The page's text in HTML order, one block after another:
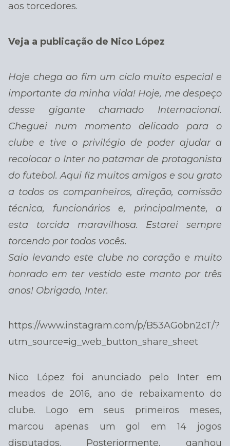
aos torcedores.
Veja a publicação de Nico López
Hoje chega ao fim um ciclo muito especial e
importante da minha vida! Hoje, me despeço
desse gigante chamado Internacional.
Cheguei num momento delicado para o
clube e tive o privilégio de poder ajudar a
recolocar o Inter no patamar de protagonista
do futebol. Aqui fiz muitos amigos e sou grato
a todos os companheiros, direção, comissão
técnica, funcionários e, principalmente, a
esta torcida maravilhosa. Estarei sempre
torcendo por todos vocês.
Saio levando este clube no coração e muito
honrado em ter vestido este manto por três
anos! Obrigado, Inter.
https://www.instagram.com/p/B53AGobn2cT/?
utm_source=ig_web_button_share_sheet
Nico López foi anunciado pelo Inter em
meados de 2016, ano de rebaixamento do
clube. Logo em seus primeiros meses,
marcou apenas um gol em 14 jogos
disputados. Posteriormente, ganhou